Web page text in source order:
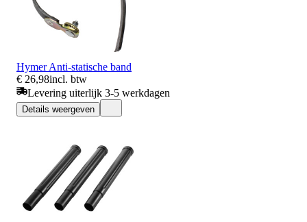
Hymer Anti-statische band
€ 26,98incl. btw
Levering uiterlijk 3-5 werkdagen
Details weergeven